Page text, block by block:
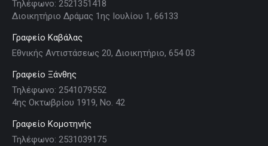
Τηλέφωνο: 2521351418
Διοικητήριο Δράμας 1ης Ιουλίου 1, 66133
Γραφείο Καβάλας
Εθνικής Αντιστάσεως 20, Διοικητήριο, 654 03
Γραφείο Ξάνθης
Τηλέφωνο: 2541079552
4ης Οκτωβρίου 1919, Νο. 42
Γραφείο Κομοτηνής
Τηλέφωνο: 2531039175